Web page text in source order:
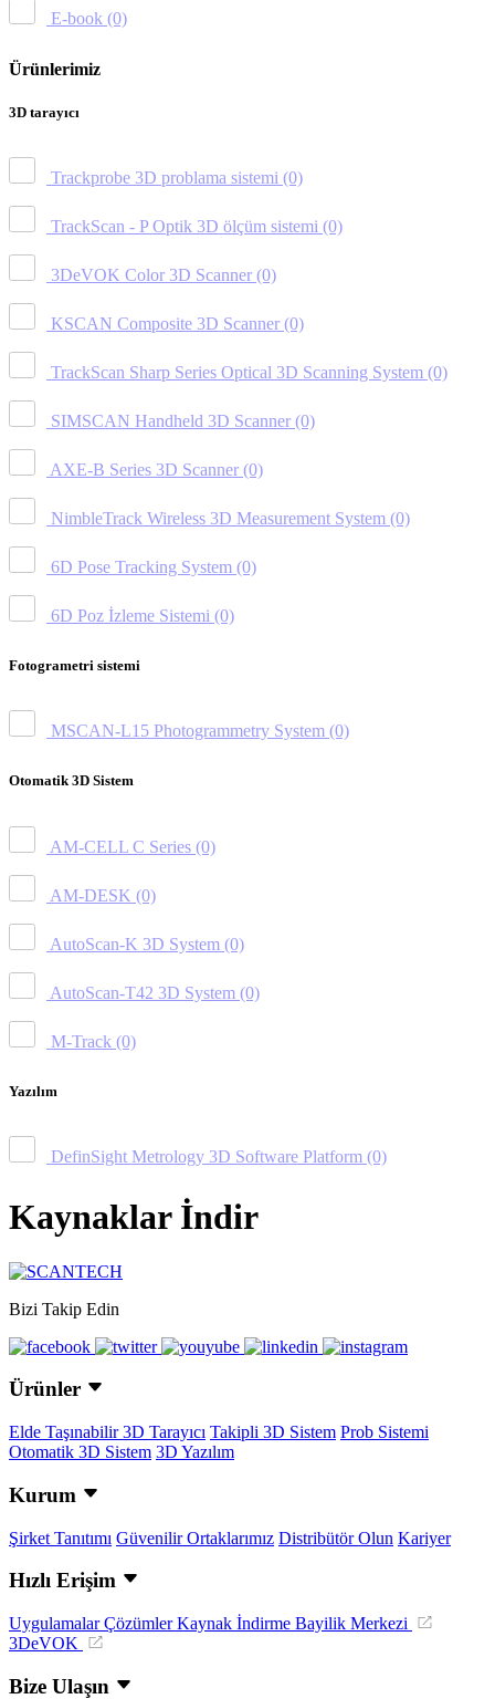
E-book (0)
Ürünlerimiz
3D tarayıcı
Trackprobe 3D problama sistemi (0)
TrackScan - P Optik 3D ölçüm sistemi (0)
3DeVOK Color 3D Scanner (0)
KSCAN Composite 3D Scanner (0)
TrackScan Sharp Series Optical 3D Scanning System (0)
SIMSCAN Handheld 3D Scanner (0)
AXE-B Series 3D Scanner (0)
NimbleTrack Wireless 3D Measurement System (0)
6D Pose Tracking System (0)
6D Poz İzleme Sistemi (0)
Fotogrametri sistemi
MSCAN-L15 Photogrammetry System (0)
Otomatik 3D Sistem
AM-CELL C Series (0)
AM-DESK (0)
AutoScan-K 3D System (0)
AutoScan-T42 3D System (0)
M-Track (0)
Yazılım
DefinSight Metrology 3D Software Platform (0)
Kaynaklar İndir
Bizi Takip Edin
Ürünler
Elde Taşınabilir 3D Tarayıcı Takipli 3D Sistem Prob Sistemi
Otomatik 3D Sistem 3D Yazılım
Kurum
Şirket Tanıtımı Güvenilir Ortaklarımız Distribütör Olun Kariyer
Hızlı Erişim
UygulamalarÇözümlerKaynak İndirme Bayilik Merkezi
3DeVOK
Bize Ulaşın